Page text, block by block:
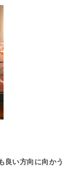
良い方向に向かう